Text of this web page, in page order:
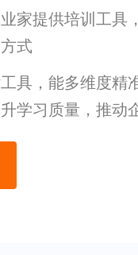
家提供培训工具
式
具，能多维度精
学习质量，推动